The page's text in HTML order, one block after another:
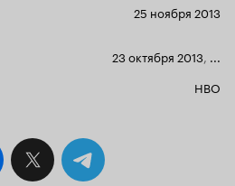
девчонок, коих
учаться и они
ни во что не
свадьбу и детей при
серий в озвучке
пять минут.
вроде бы и
25 ноября 2013
23 октября 2013
HBO